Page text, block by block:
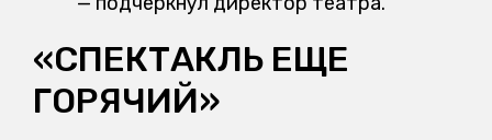
«СПЕКТАКЛЬ ЕЩЕ
ГОРЯЧИЙ»